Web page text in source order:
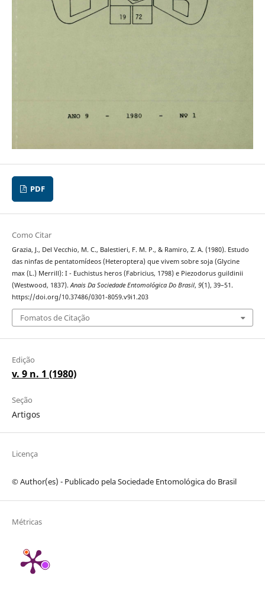
PDF
Como Citar
Grazia, J., Del Vecchio, M. C., Balestieri, F. M. P., & Ramiro, Z. A. (1980). Estudo
das ninfas de pentatomídeos (Heteroptera) que vivem sobre soja (Glycine
max (L.) Merrill): I - Euchistus heros (Fabricius, 1798) e Piezodorus guildinii
(Westwood, 1837).Anais Da Sociedade Entomológica Do Brasil, 9(1), 39–51.
https://doi.org/10.37486/0301-8059.v9i1.203
Fomatos de Citação
Edição
v. 9 n. 1 (1980)
Seção
Artigos
Licença
© Author(es) - Publicado pela Sociedade Entomológica do Brasil
Métricas